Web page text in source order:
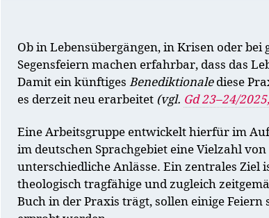
Ob in Lebensübergängen, in Krisen oder
Segensfeiern machen erfahrbar, dass das
Damit ein künftiges Benediktionalediese
es derzeit neu erarbeitet (vgl. Gd 23–24/
Eine Arbeitsgruppe entwickelt hierfür im
im deutschen Sprachgebiet eine Vielzahl
unterschiedliche Anlässe. Ein zentrales Ziel
theologisch tragfähige und zugleich
Buch in der Praxis trägt, sollen einige